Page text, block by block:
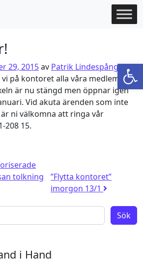
29, 2015av Patrik Lindespång
på kontoret alla våra medlemmar
är nu stängd men öppnar igen
Vid akuta ärenden som inte
ni välkomna att ringa vår
208 15.
tolkning
”Flytta kontoret”
imorgon 13/1
Sök
i Hand